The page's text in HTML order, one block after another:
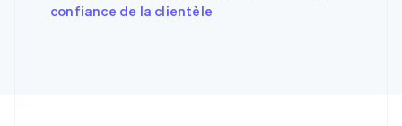
confiance de la clientèle
Hongrie